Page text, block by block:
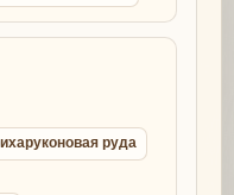
руда